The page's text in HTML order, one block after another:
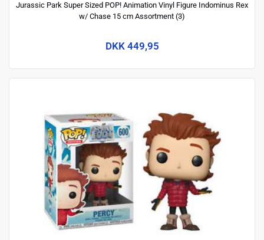
Jurassic Park Super Sized POP! Animation Vinyl Figure Indominus Rex
w/ Chase 15 cm Assortment (3)
DKK 449,95